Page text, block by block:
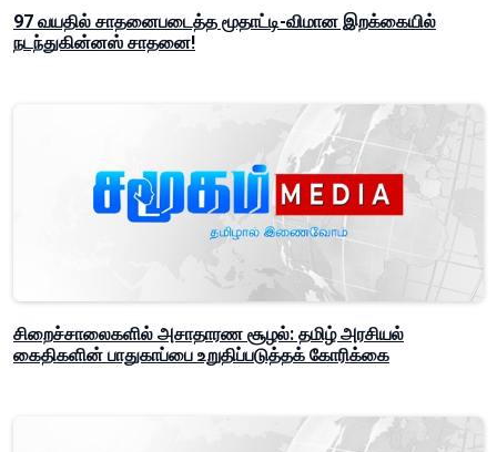
97 வயதில் சாதனைபடைத்த மூதாட்டி-விமான இறக்கையில்
நடந்துகின்னஸ் சாதனை!
சிறைச்சாலைகளில் அசாதாரண சூழல்: தமிழ் அரசியல்
கைதிகளின் பாதுகாப்பை உறுதிப்படுத்தக் கோரிக்கை